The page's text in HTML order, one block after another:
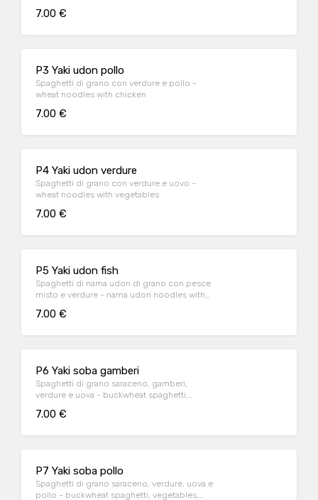
7.00 €
P3 Yaki udon pollo
Spaghetti di grano con verdure e pollo -
wheat noodles with chicken
7.00 €
P4 Yaki udon verdure
Spaghetti di grano con verdure e uovo -
wheat noodles with vegetables
7.00 €
P5 Yaki udon fish
Spaghetti di nama udon di grano con pesce
misto e verdure - nama udon noodles with
7.00 €
P6 Yaki soba gamberi
Spaghetti di grano saraceno, gamberi,
verdure e uova - buckwheat spaghetti,
7.00 €
P7 Yaki soba pollo
Spaghetti di grano saraceno, verdure, uova e
pollo - buckwheat spaghetti, vegetables,